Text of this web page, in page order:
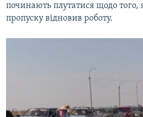
починають плутатися щодо того,
пропуску відновив роботу.